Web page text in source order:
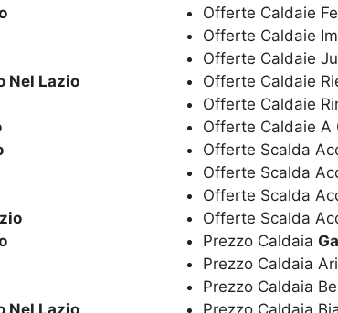
Nel Lazio
Nel Lazio
Offerte Caldaie
Offerte Caldaie
Offerte Caldaie
Offerte Caldaie
Offerte Caldaie
Offerte Caldaie A
Offerte Scalda
Offerte Scalda
Offerte Scalda
Offerte Scalda
Prezzo Caldaia
Prezzo Caldaia
Prezzo Caldaia
Prezzo Caldaia